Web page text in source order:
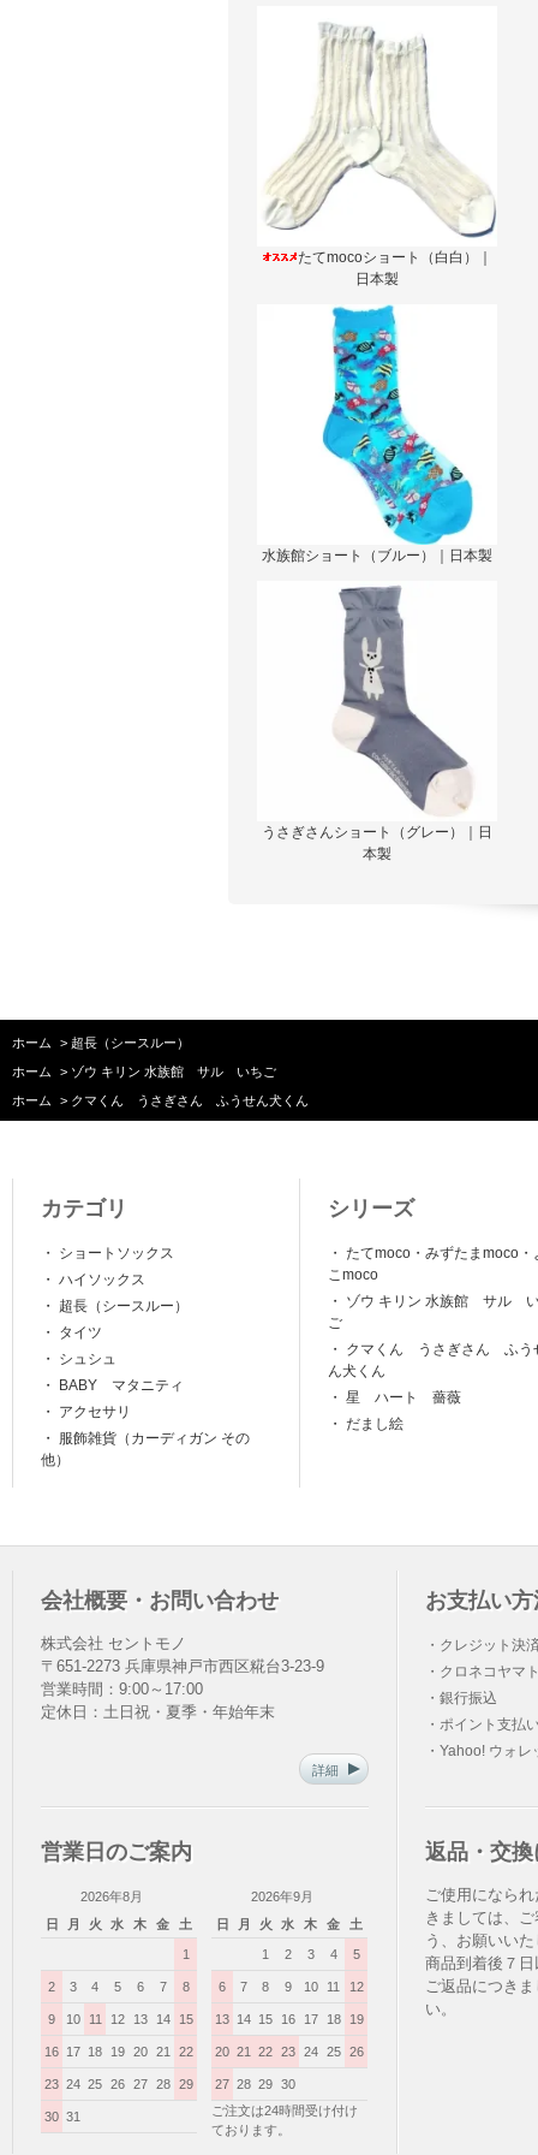
たてmocoショート（白白）｜
日本製
水族館ショート（ブルー）｜日本製
うさぎさんショート（グレー）｜日
本製
ホーム > 超長（シースルー）
ホーム
> ゾウ キリン 水族館 サル いちご
ホーム
> クマくん うさぎさん ふうせん犬くん
カテゴリ
・
ショートソックス
・ ハイソックス
・
超長（シースルー）
・
タイツ
・
シュシュ
・
BABY マタニティ
・
アクセサリ
・
服飾雑貨（カーディガン その
他）
シリーズ
・ たてmoco・みずたまmoco・
こmoco
・
ゾウ キリン 水族館 サル
ご
・
クマくん うさぎさん ふう
ん犬くん
・ 星 ハート 薔薇
・ だまし絵
会社概要・お問い合わせ
株式会社 セントモノ
〒651-2273 兵庫県神戸市西区糀台3-23-9
営業時間：9:00～17:00
定休日：土日祝・夏季・年始年末
詳細
営業日のご案内
2026年8月
日
月 火 水 木 金 土
1
2 3 4 5 6 7 8
9 10 11 12 13 14 15
16 17 18 19 20 21 22
23 24 25 26 27 28 29
30 31
2026年9月
日
月 火 水 木 金 土
1 2 3 4 5
6 7 8 9 10 11 12
13 14 15 16 17 18 19
20 21 22 23 24 25 26
27 28 29 30
ご注文は24時間受け付け
ております。
お支払い方
・クレジット決
・クロネコヤマ
・銀行振込
・ポイント支払
・Yahoo! ウォレ
返品・交
ご使用になら
きましては、
う、お願いい
商品到着後７
ご返品につき
い。